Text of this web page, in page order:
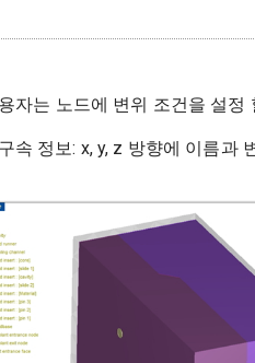
자는 노드에 변위 조건을 설정
속 정보: x, y, z 방향에 이름과